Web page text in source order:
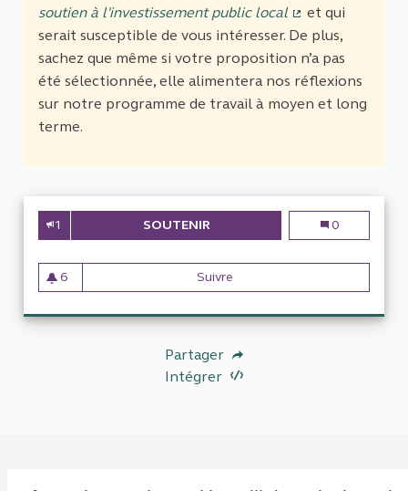
soutien à l'investissement public local
(Lien externe)
et qui
serait susceptible de vous intéresser. De plus,
sachez que même si votre proposition n’a pas
été sélectionnée, elle alimentera nos réflexions
sur notre programme de travail à moyen et long
terme.
1 SOUTENIRLES CRITÈRES D'ÉLIGIBILITÉ
Les critères
0
6
6 abonnés
Suivre
Partager
Intégrer